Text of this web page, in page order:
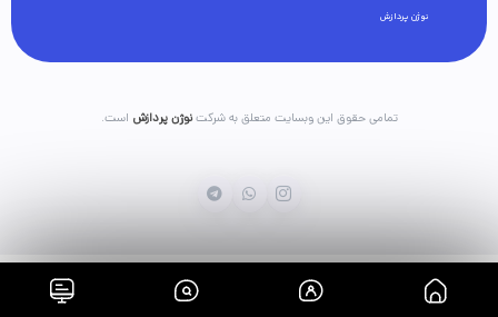
نوژن پردازش
تمامی حقوق این وبسایت متعلق به شرکتنوژن پردازش است.
فروشگاه پنل